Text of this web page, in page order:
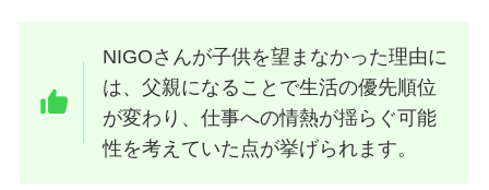
NIGOさんが子供を望まなかった理由に
は、父親になることで生活の優先順位
が変わり、仕事への情熱が揺らぐ可能
性を考えていた点が挙げられます。